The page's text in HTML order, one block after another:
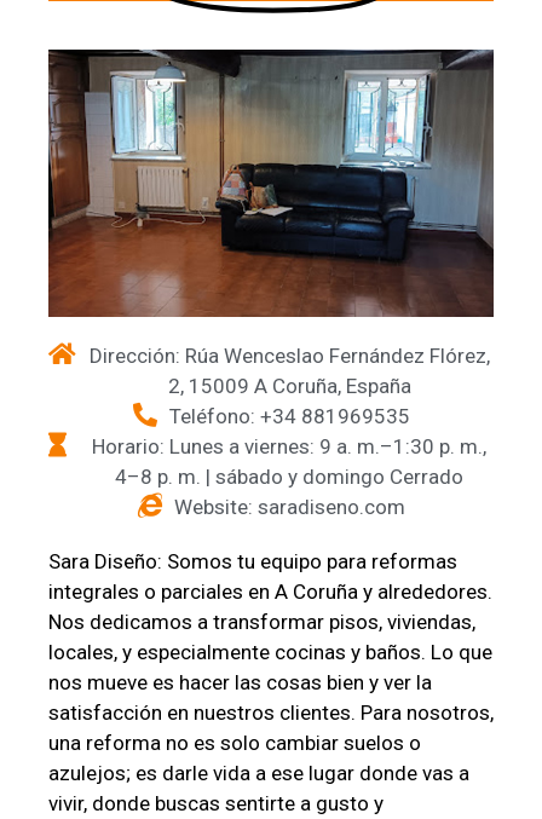
Dirección: Rúa Wenceslao Fernández Flórez,
2, 15009 A Coruña, España
Teléfono: +34 881969535
Horario: Lunes a viernes: 9 a. m.–1:30 p. m.,
4–8 p. m. | sábado y domingo Cerrado
Website: saradiseno.com
Sara Diseño: Somos tu equipo para reformas
integrales o parciales en A Coruña y alrededores.
Nos dedicamos a transformar pisos, viviendas,
locales, y especialmente cocinas y baños. Lo que
nos mueve es hacer las cosas bien y ver la
satisfacción en nuestros clientes. Para nosotros,
una reforma no es solo cambiar suelos o
azulejos; es darle vida a ese lugar donde vas a
vivir, donde buscas sentirte a gusto y